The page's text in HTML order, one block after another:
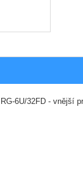
6U/32FD - vnější